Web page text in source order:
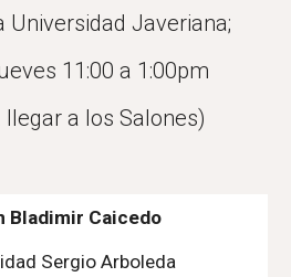
Universidad Javeriana;
11:00 a 1:00pm
a los Salones)
Bladimir Caicedo
Sergio Arboleda